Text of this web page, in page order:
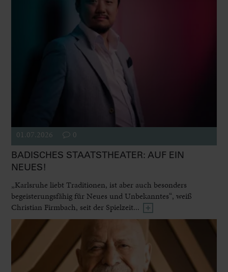
01.07.2026 0
BADISCHES STAATSTHEATER: AUF EIN
NEUES!
„Karlsruhe liebt Traditionen, ist aber auch besonders
begeisterungsfähig für Neues und Unbekanntes“, weiß
Christian Firmbach, seit der Spielzeit...